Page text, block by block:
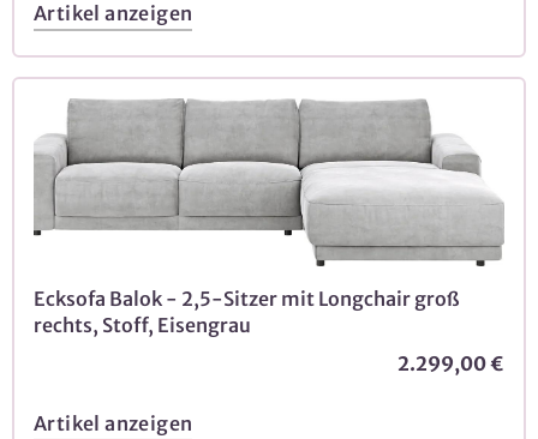
Artikel anzeigen
Ecksofa Balok - 2,5-Sitzer mit Longchair groß
rechts, Stoff, Eisengrau
2.299,00 €
Artikel anzeigen